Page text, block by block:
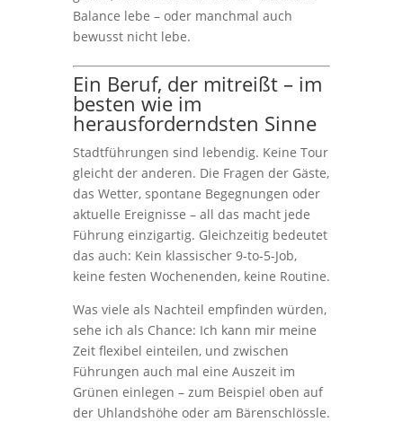
Balance lebe – oder manchmal auch
bewusst nicht lebe.
Ein Beruf, der mitreißt – im
besten wie im
herausforderndsten Sinne
Stadtführungen sind lebendig. Keine Tour
gleicht der anderen. Die Fragen der Gäste,
das Wetter, spontane Begegnungen oder
aktuelle Ereignisse – all das macht jede
Führung einzigartig. Gleichzeitig bedeutet
das auch: Kein klassischer 9-to-5-Job,
keine festen Wochenenden, keine Routine.
Was viele als Nachteil empfinden würden,
sehe ich als Chance: Ich kann mir meine
Zeit flexibel einteilen, und zwischen
Führungen auch mal eine Auszeit im
Grünen einlegen – zum Beispiel oben auf
der Uhlandshöhe oder am Bärenschlössle.